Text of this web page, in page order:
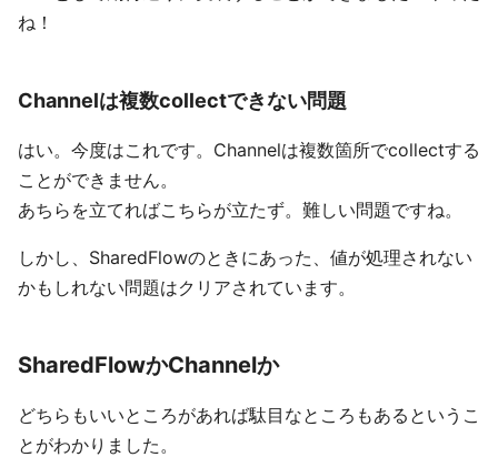
ね！
Channelは複数collectできない問題
はい。今度はこれです。Channelは複数箇所でcollectする
ことができません。
あちらを立てればこちらが立たず。難しい問題ですね。
しかし、SharedFlowのときにあった、値が処理されない
かもしれない問題はクリアされています。
SharedFlowかChannelか
どちらもいいところがあれば駄目なところもあるというこ
とがわかりました。